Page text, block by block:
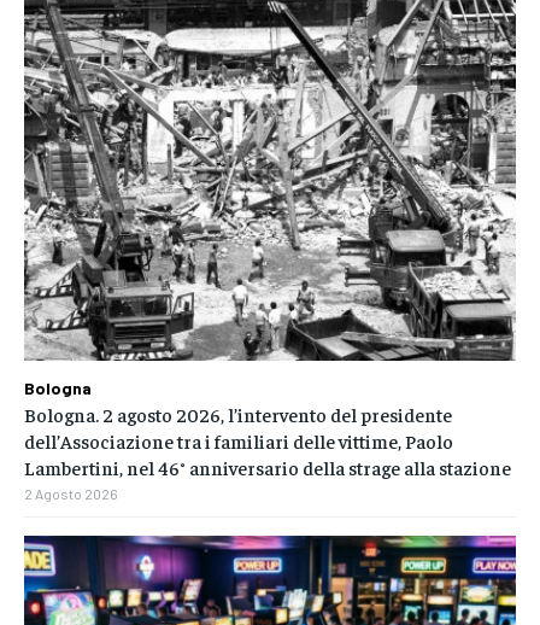
Bologna
Bologna. 2 agosto 2026, l’intervento del presidente
dell’Associazione tra i familiari delle vittime, Paolo
Lambertini, nel 46° anniversario della strage alla stazione
2 Agosto 2026